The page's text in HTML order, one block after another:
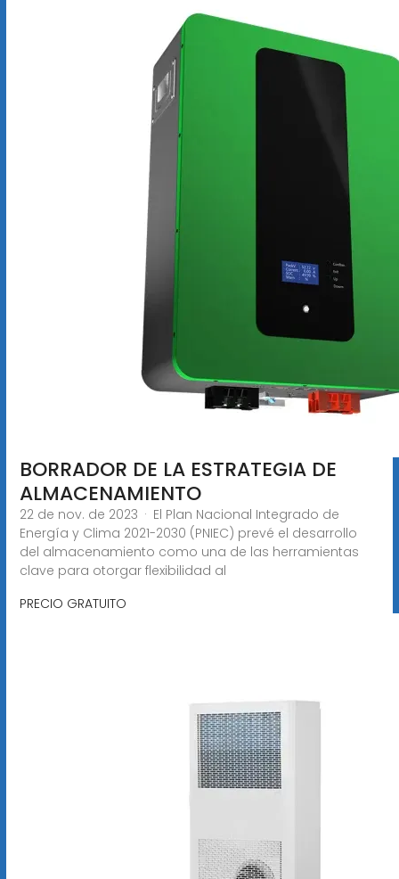
BORRADOR DE LA ESTRATEGIA DE
ALMACENAMIENTO
22 de nov. de 2023 · El Plan Nacional Integrado de
Energía y Clima 2021-2030 (PNIEC) prevé el desarrollo
del almacenamiento como una de las herramientas
clave para otorgar flexibilidad al
PRECIO GRATUITO